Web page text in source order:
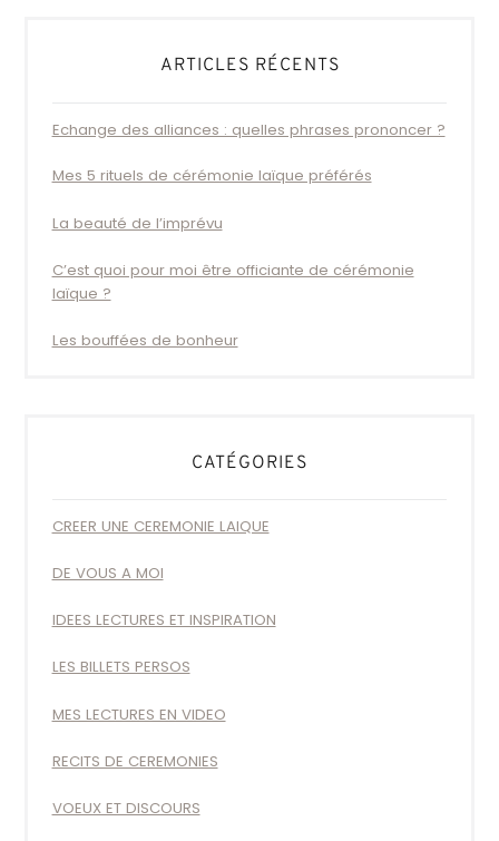
ARTICLES RÉCENTS
Echange des alliances : quelles phrases prononcer ?
Mes 5 rituels de cérémonie laïque préférés
La beauté de l’imprévu
C’est quoi pour moi être officiante de cérémonie
laïque ?
Les bouffées de bonheur
CATÉGORIES
CREER UNE CEREMONIE LAIQUE
DE VOUS A MOI
IDEES LECTURES ET INSPIRATION
LES BILLETS PERSOS
MES LECTURES EN VIDEO
RECITS DE CEREMONIES
VOEUX ET DISCOURS